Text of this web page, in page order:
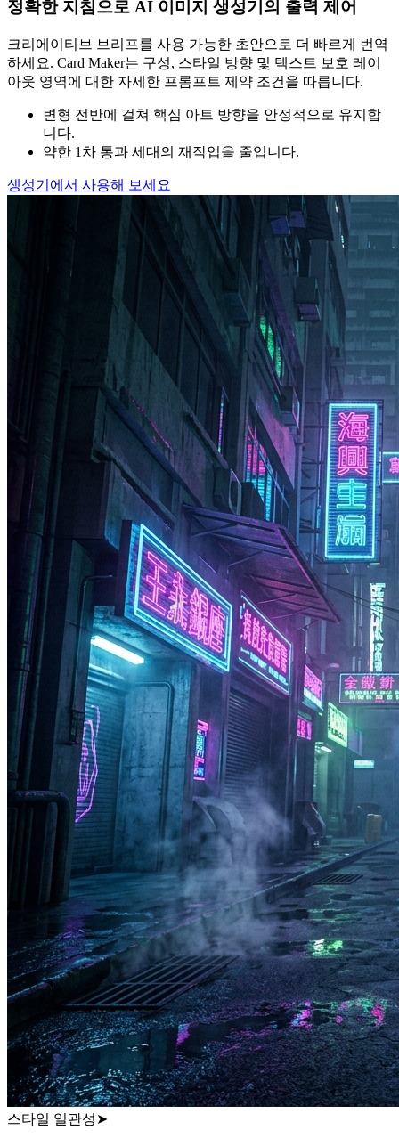
정확한 지침으로 AI 이미지 생성기의 출력 제어
크리에이티브 브리프를 사용 가능한 초안으로 더 빠르게 번역
하세요. Card Maker는 구성, 스타일 방향 및 텍스트 보호 레이
아웃 영역에 대한 자세한 프롬프트 제약 조건을 따릅니다.
변형 전반에 걸쳐 핵심 아트 방향을 안정적으로 유지합
니다.
약한 1차 통과 세대의 재작업을 줄입니다.
생성기에서 사용해 보세요
스타일 일관성 ➤